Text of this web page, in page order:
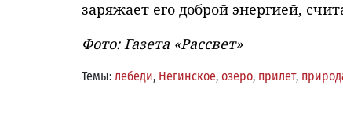
заряжает его доброй энергией,
Фото: Газета «Рассвет»
Темы: лебеди, Негинское, озеро, прилет,